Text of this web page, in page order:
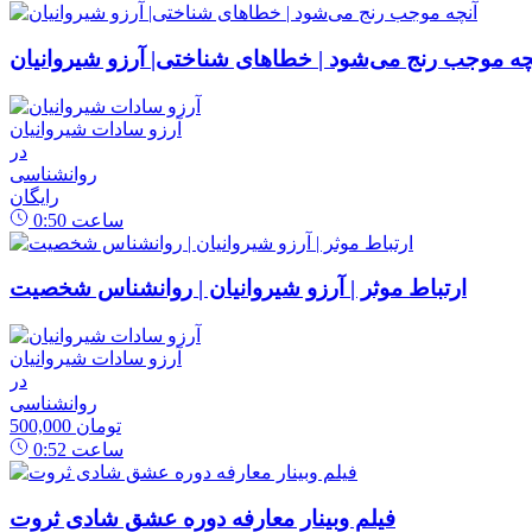
موجب رنج می‌شود | خطاهای شناختی| آرزو شیروانیان
آرزو سادات شیروانیان
در
روانشناسی
رایگان
0:50 ساعت
ارتباط موثر | آرزو شیروانیان | روانشناس شخصیت
آرزو سادات شیروانیان
در
روانشناسی
500,000 تومان
0:52 ساعت
فیلم وبینار معارفه دوره عشق شادی ثروت